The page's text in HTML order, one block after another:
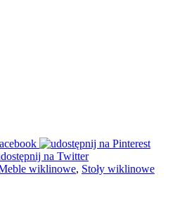
wiklinowe, Stoły wiklinowe